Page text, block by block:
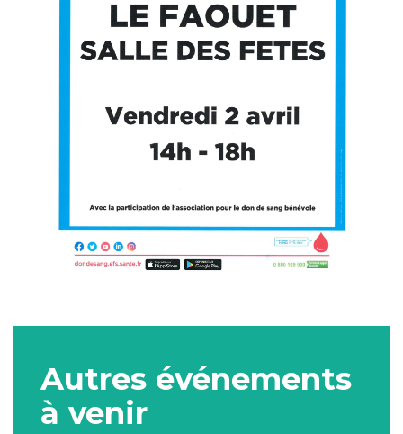
Autres événements
à venir